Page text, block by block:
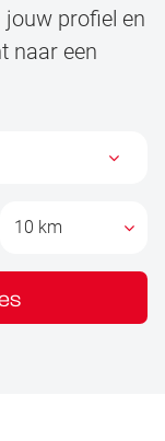
profiel en
naar een
10 km